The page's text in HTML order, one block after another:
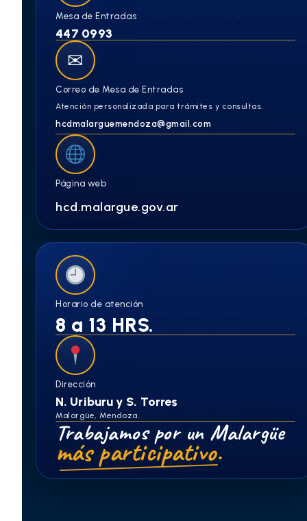
Mesa de Entradas
447 0993
✉
Correo de Mesa de Entradas
Atención personalizada para trámites y consultas.
hcdmalarguemendoza@gmail.com
Página web
hcd.malargue.gov.ar
Horario de atención
8 a 13 HRS.
Dirección
N. Uriburu y S. Torres
Malargüe, Mendoza.
Trabajamos por un Malargüe
más participativo.